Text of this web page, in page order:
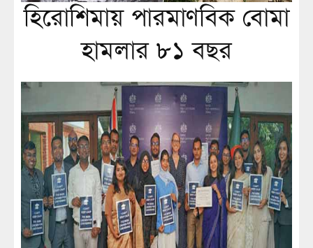
হিরোশিমায় পারমাণবিক বোমা
হামলার ৮১ বছর